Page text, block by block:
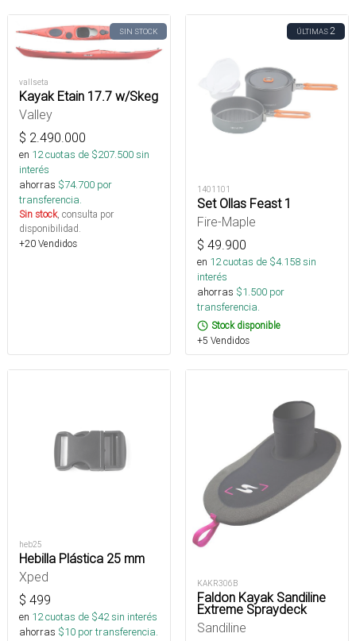
SIN STOCK
vallseta
Kayak Etain 17.7 w/Skeg
Valley
$ 2.490.000
en 12cuotas de $207.500sin
interés
ahorras $74.700 por
transferencia.
Sin stock, consulta por
disponibilidad.
+20 Vendidos
ÚLTIMAS2
1401101
Set Ollas Feast 1
Fire-Maple
$ 49.900
en 12cuotas de $4.158sin
interés
ahorras $1.500 por
transferencia.
Stock disponible
+5 Vendidos
heb25
Hebilla Plástica 25 mm
Xped
$ 499
en 12cuotas de $42sin interés
ahorras $10 por transferencia.
KAKR306B
Faldon Kayak Sandiline
Extreme Spraydeck
Sandiline